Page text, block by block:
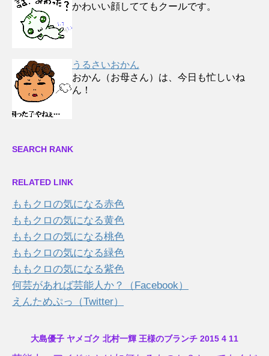
かわいい顔しててもクールです。
うるさいおかん
おかん（お母さん）は、今日も忙しいね
ん！
SEARCH RANK
RELATED LINK
ももクロの気になる赤色
ももクロの気になる黄色
ももクロの気になる桃色
ももクロの気になる緑色
ももクロの気になる紫色
何芸があれば芸能人か？（Facebook）
えんためぷっ（Twitter）
大島優子 ヤメゴク 北村一輝 王様のブランチ 2015 4 11